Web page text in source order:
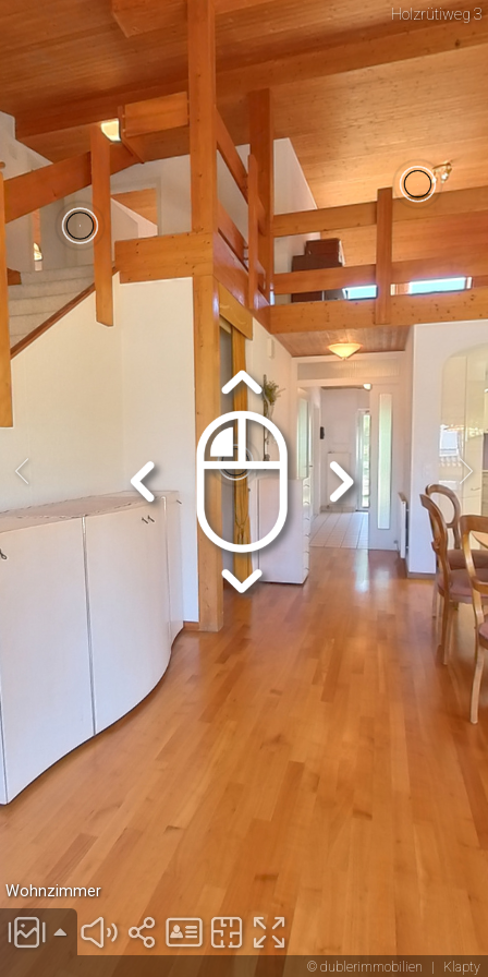
© dublerimmobilien | Klapty
Holzrütiweg 3
Wohnzimmer